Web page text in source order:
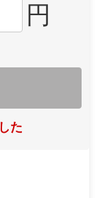
円
た